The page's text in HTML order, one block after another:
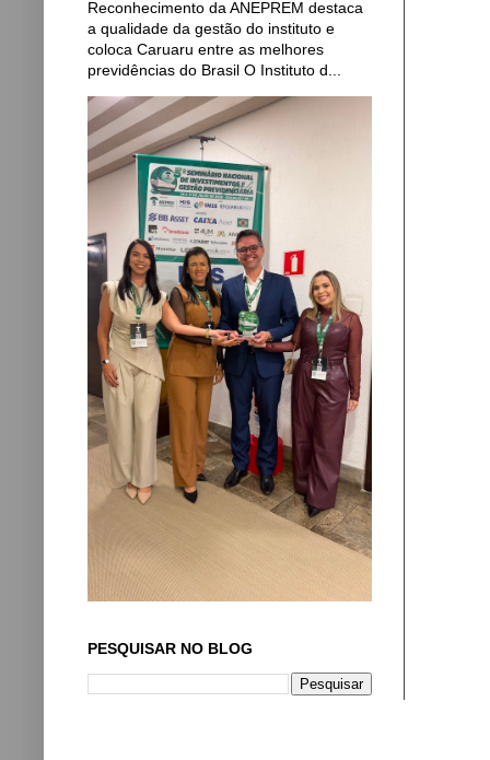
Reconhecimento da ANEPREM destaca
a qualidade da gestão do instituto e
coloca Caruaru entre as melhores
previdências do Brasil O Instituto d...
PESQUISAR NO BLOG